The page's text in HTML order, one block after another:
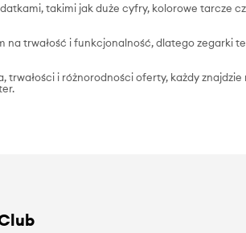
takimi jak duże cyfry, kolorowe tarcze
na trwałość i funkcjonalność, dlatego zegarki
i różnorodności oferty, każdy